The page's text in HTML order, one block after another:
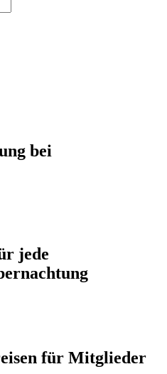
bei
jede
für Mitglieder